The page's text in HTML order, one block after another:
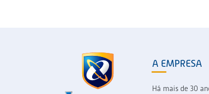
A EMPRESA
Há mais de 30